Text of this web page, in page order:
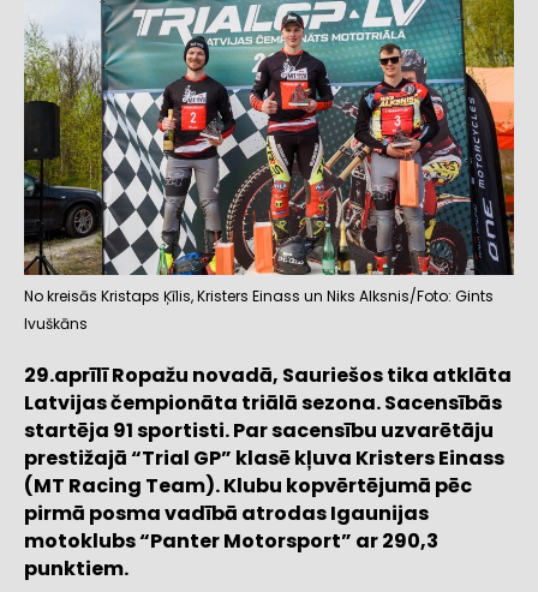
No kreisās Kristaps Ķīlis, Kristers Einass un Niks Alksnis/Foto: Gints
Ivuškāns
29.aprīlī Ropažu novadā, Sauriešos tika atklāta
Latvijas čempionāta triālā sezona. Sacensībās
startēja 91 sportisti. Par sacensību uzvarētāju
prestižajā “Trial GP” klasē kļuva Kristers Einass
(MT Racing Team). Klubu kopvērtējumā pēc
pirmā posma vadībā atrodas Igaunijas
motoklubs “Panter Motorsport” ar 290,3
punktiem.